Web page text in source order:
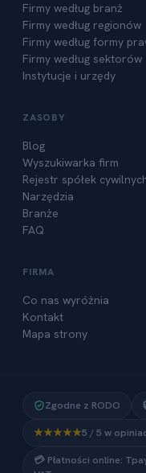
Firmy według branż
Firmy według regionów
Firmy według formy
Firmy według sektorów
Instytucje i urzędy
ZASOBY
Blog
Wyszukiwarka firm
Rejestr spółek
Narzędzia
Branże
FAQ
FIRMA
Co nas wyróżnia
Kontakt
Mapa strony
Zgodne z RODO
★★★★★5 / 5 w
💳 Płatności online: